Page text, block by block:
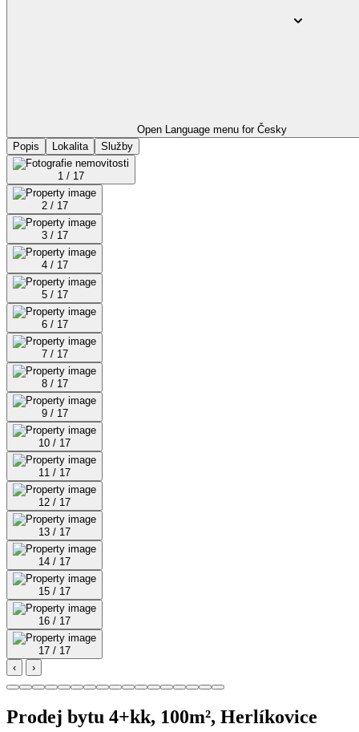
Open Language menu for Česky
Popis
Lokalita Služby
1 / 17
2 / 17
3 / 17
4 / 17
5 / 17
6 / 17
7 / 17
8 / 17
9 / 17
10 / 17
11 / 17
12 / 17
13 / 17
14 / 17
15 / 17
16 / 17
17 / 17
‹
›
Prodej bytu 4+kk, 100m², Herlíkovice